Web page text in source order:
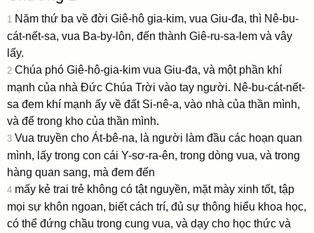
1 Năm thứ ba về đời Giê-hô gia-kim, vua Giu-đa, thì Nê-bu-
cát-nết-sa, vua Ba-by-lôn, đến thành Giê-ru-sa-lem và vây
lấy.
2 Chúa phó Giê-hô-gia-kim vua Giu-đa, và một phần khí
mạnh của nhà Ðức Chúa Trời vào tay người. Nê-bu-cát-nết-
sa đem khí mạnh ấy về đất Si-nê-a, vào nhà của thần mình,
và để trong kho của thần mình.
3 Vua truyền cho Át-bê-na, là người làm đầu các hoạn quan
mình, lấy trong con cái Y-sơ-ra-ên, trong dòng vua, và trong
hàng quan sang, mà đem đến
4 mấy kẻ trai trẻ không có tật nguyền, mặt mày xinh tốt, tập
mọi sự khôn ngoan, biết cách trí, đủ sự thông hiểu khoa học,
có thể đứng chầu trong cung vua, và dạy cho học thức và